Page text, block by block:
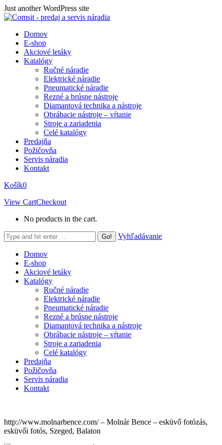
Skip
to
Just another WordPress site
Domov
E-shop
Akciové letáky
Katalógy
Ručné náradie
Elektrické náradie
Pneumatické náradie
Rezné a brúsne nástroje
Diamantová technika a nástroje
Obrábacie nástroje – vŕtanie
Stroje a zariadenia
Celé katalógy
Predajňa
Požičovňa
Servis náradia
Kontakt
Košík0
View CartCheckout
No products in the cart.
Search:
Vyhľadávanie
Domov
E-shop
Akciové letáky
Katalógy
Ručné náradie
Elektrické náradie
Pneumatické náradie
Rezné a brúsne nástroje
Diamantová technika a nástroje
Obrábacie nástroje – vŕtanie
Stroje a zariadenia
Celé katalógy
Predajňa
Požičovňa
Servis náradia
Kontakt
http://www.molnarbence.com/ – Molnár Bence – esküvő fotózás,
esküvői fotós, Szeged, Balaton